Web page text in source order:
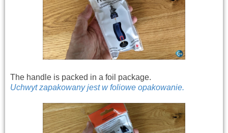
The handle is packed in a foil package.
Uchwyt zapakowany jest w foliowe opakowanie.